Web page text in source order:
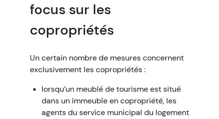
focus sur les
copropriétés
Un certain nombre de mesures concernent
exclusivement les copropriétés :
lorsqu’un meublé de tourisme est situé
dans un immeuble en copropriété, les
agents du service municipal du logement